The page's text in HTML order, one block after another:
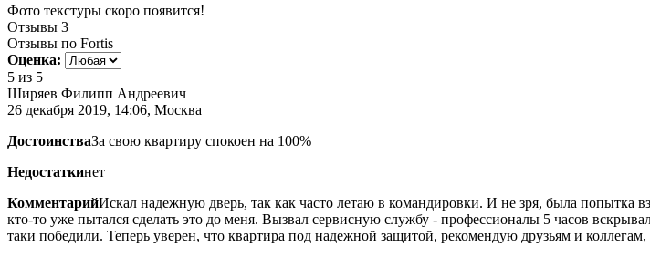
Фото текстуры скоро появится!
Отзывы 3
Отзывы по Fortis
Оценка:
5 из 5
Ширяев Филипп Андреевич
26 декабря 2019, 14:06, Москва
ДостоинстваЗа свою квартиру спокоен на 100%
Недостаткинет
КомментарийИскал надежную дверь, так как часто летаю в командировки. И не зря, была попытка
кто-то уже пытался сделать это до меня. Вызвал сервисную службу - профессионалы 5 часов
таки победили. Теперь уверен, что квартира под надежной защитой, рекомендую друзьям и